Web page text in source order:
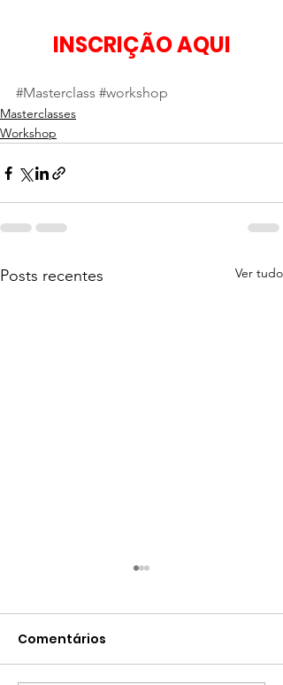
INSCRIÇÃO AQUI
#Masterclass #workshop
Masterclasses
Workshop
Posts recentes Ver tudo
Comentários